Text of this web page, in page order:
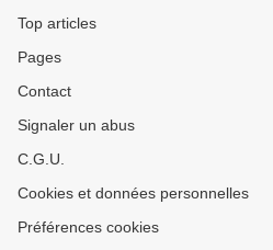
Top articles
Pages
Contact
Signaler un abus
C.G.U.
Cookies et données personnelles
Préférences cookies